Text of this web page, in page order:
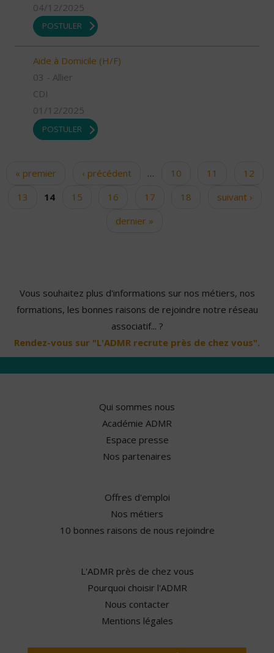
04/12/2025
POSTULER
Aide à Domicile (H/F)
03 - Allier
CDI
01/12/2025
POSTULER
Pages
« premier ‹ précédent … 10 11
12
13
14 15 16 17 18
suivant ›
dernier »
Vous souhaitez plus d'informations sur nos métiers, nos
formations, les bonnes raisons de rejoindre notre réseau
associatif... ?
Rendez-vous sur "L'ADMR recrute près de chez vous".
Qui sommes nous
Académie ADMR
Espace presse
Nos partenaires
Offres d'emploi
Nos métiers
10 bonnes raisons de nous rejoindre
L'ADMR près de chez vous
Pourquoi choisir l'ADMR
Nous contacter
Mentions légales